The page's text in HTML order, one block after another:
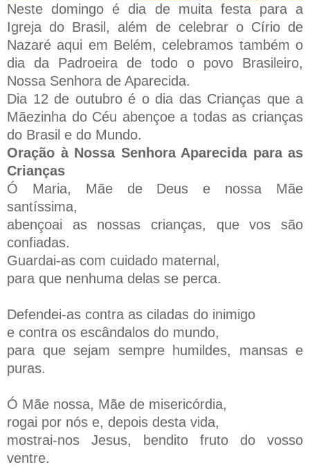
Neste domingo é dia de muita festa para a
Igreja do Brasil, além de celebrar o Círio de
Nazaré aqui em Belém, celebramos também o
dia da Padroeira de todo o povo Brasileiro,
Nossa Senhora de Aparecida.
Dia 12 de outubro é o dia das Crianças que a
Mãezinha do Céu abençoe a todas as crianças
do Brasil e do Mundo.
Oração à Nossa Senhora Aparecida para as
Crianças
Ó Maria, Mãe de Deus e nossa Mãe
santíssima,
abençoai as nossas crianças, que vos são
confiadas.
Guardai-as com cuidado maternal,
para que nenhuma delas se perca.
Defendei-as contra as ciladas do inimigo
e contra os escândalos do mundo,
para que sejam sempre humildes, mansas e
puras.
Ó Mãe nossa, Mãe de misericórdia,
rogai por nós e, depois desta vida,
mostrai-nos Jesus, bendito fruto do vosso
ventre.